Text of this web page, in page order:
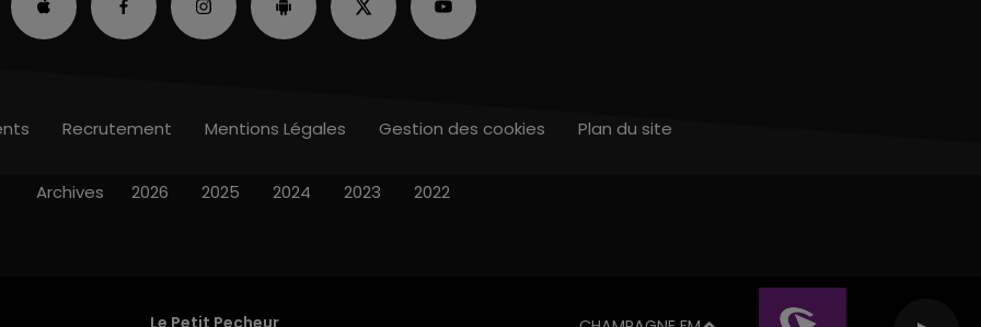
Le Petit Pecheur
Recrutement Mentions Légales Gestion des cookies Plan du site
Archives 2026 2025 2024 2023 2022